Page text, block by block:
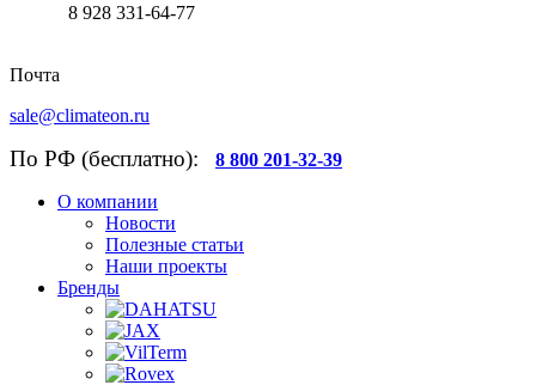
8 928 331-64-77
Почта
sale@climateon.ru
По РФ (бесплатно): 8 800 201-32-39
О компании
Новости
Полезные статьи
Наши проекты
Бренды